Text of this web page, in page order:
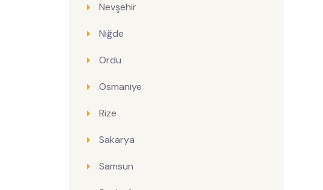
Nevşehir
Niğde
Ordu
Osmaniye
Rize
Sakarya
Samsun